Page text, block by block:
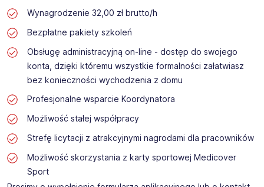
Wynagrodzenie 32,00 zł brutto/h
Bezpłatne pakiety szkoleń
Obsługę administracyjną on-line - dostęp do swojego
konta, dzięki któremu wszystkie formalności załatwiasz
bez konieczności wychodzenia z domu
Profesjonalne wsparcie Koordynatora
Możliwość stałej współpracy
Strefę licytacji z atrakcyjnymi nagrodami dla pracowników
Możliwość skorzystania z karty sportowej Medicover
Sport